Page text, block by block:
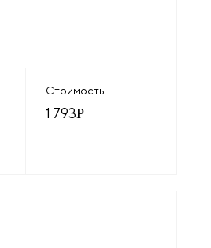
Стоимость
1 793Р